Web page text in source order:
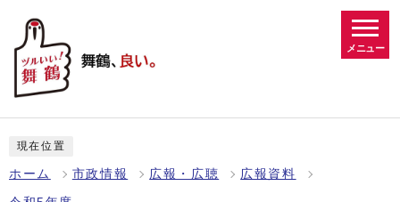
メニュー
現在位置
ホーム 市政情報 広報・広聴 広報資料